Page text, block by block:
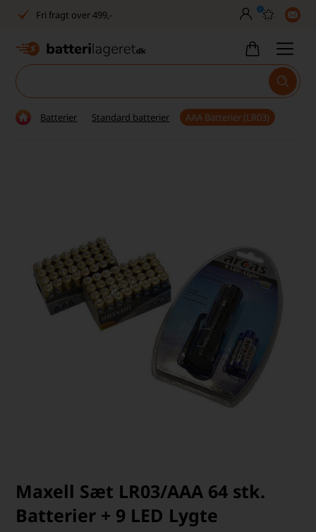
Fri fragt over 499,-
Dansk lager
30 dages returret
Tlf. er lukket uge 27-32
1040+ glade kunder på Trustpilot
0
Batterier Standard batterier AAA Batterier (LR03)
Maxell Sæt LR03/AAA 64 stk.
Batterier + 9 LED Lygte